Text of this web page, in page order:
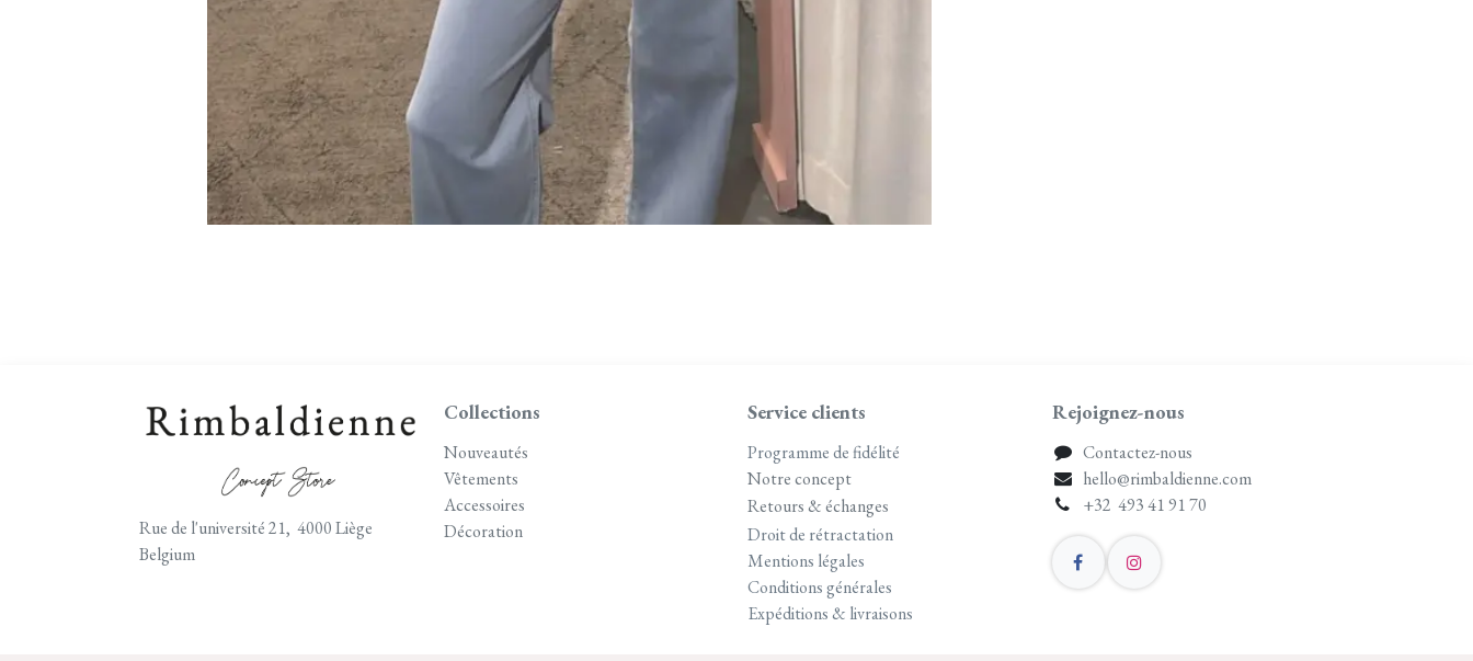
Rue de l'université 21, 4000 Liège
Belgium
Rejoignez-nous
Contactez-nous
hello@rimbaldienne.com
+32 493 41 91 70
Service clients
Programme de fidélité
Notre concept
Retours & échanges
Droit de rétractation
Mentions légales
Conditions générales
Expéditions & livraisons
Collections
Nouveautés
Vêtements
Accessoires
Décoration